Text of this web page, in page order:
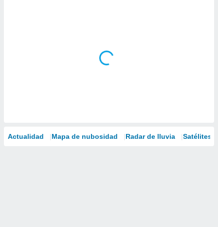
Actualidad Mapa de nubosidad Radar de lluvia Satélites